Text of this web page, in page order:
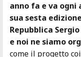
anno fa e va ogni
sua sesta
Repubblica
e noi ne siamo
come il progetto